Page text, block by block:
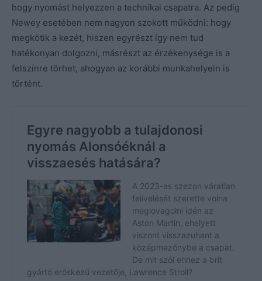
hogy nyomást helyezzen a technikai csapatra. Az pedig
Newey esetében nem nagyon szokott működni: hogy
megkötik a kezét, hiszen egyrészt így nem tud
hatékonyan dolgozni, másrészt az érzékenysége is a
felszínre törhet, ahogyan az korábbi munkahelyein is
történt.